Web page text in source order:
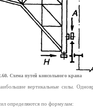
Схема путей консольного крана
вертикальные силы.
определяются по формулам: